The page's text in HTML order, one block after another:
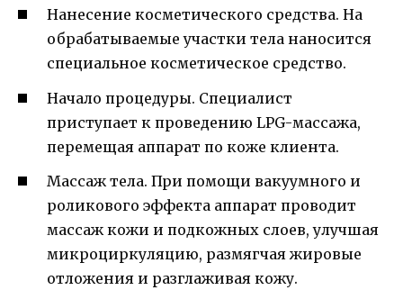
Нанесение косметического средства. На
обрабатываемые участки тела наносится
специальное косметическое средство.
Начало процедуры. Специалист
приступает к проведению LPG-массажа,
перемещая аппарат по коже клиента.
Массаж тела. При помощи вакуумного и
роликового эффекта аппарат проводит
массаж кожи и подкожных слоев, улучшая
микроциркуляцию, размягчая жировые
отложения и разглаживая кожу.